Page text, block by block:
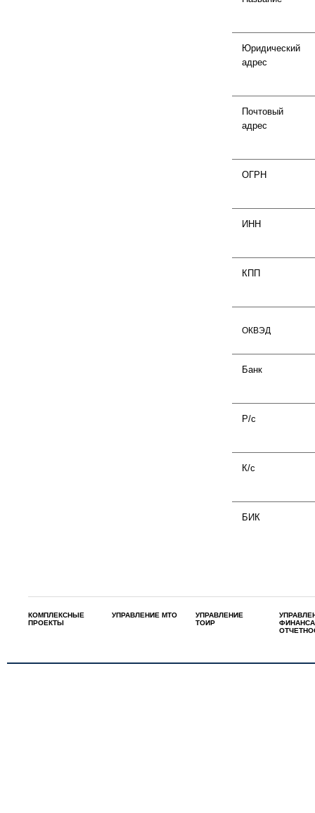
Юридический
адрес
Почтовый
адрес
ОГРН
ИНН
КПП
ОКВЭД
Банк
Р/с
К/с
БИК
КОМПЛЕКСНЫЕ
ПРОЕКТЫ
УПРАВЛЕНИЕ МТО
УПРАВЛЕНИЕ
ТОИР